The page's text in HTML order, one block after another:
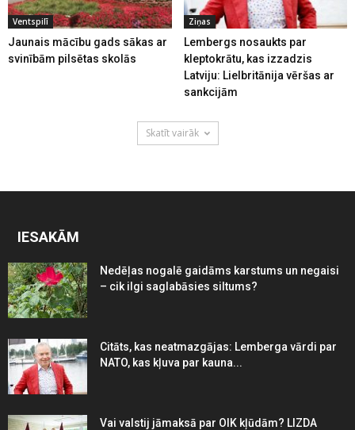
Ventspilī
Jaunais mācību gads sākas ar
svinībām pilsētas skolās
Ziņas
Lembergs nosaukts par
kleptokrātu, kas izzadzis
Latviju: Lielbritānija vēršas ar
sankcijām
Skatīt vairāk
IESAKĀM
Nedēļas nogalē gaidāms karstums un negaisi
– cik ilgi saglabāsies siltums?
Citāts, kas neatmazgājas: Lemberga vārdi par
NATO, kas kļuva par kauna...
Vai valstij jāmaksā par OIK kļūdām? LIZDA